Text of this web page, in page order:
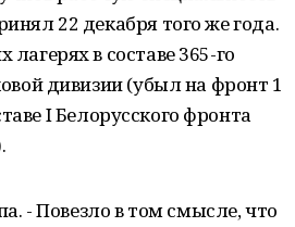
22 декабря того же года.
в составе 365-го
дивизии (убыл на фронт 1
I Белорусского фронта
- Повезло в том смысле, что